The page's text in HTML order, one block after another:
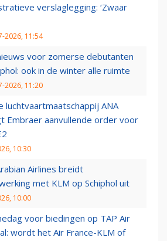
verslaglegging: ‘Zwaar
2026, 11:54
voor zomerse debutanten
ook in de winter alle ruimte
2026, 11:20
luchtvaartmaatschappij ANA
Embraer aanvullende order voor
10:30
Airlines breidt
met KLM op Schiphol uit
10:00
voor biedingen op TAP Air
wordt het Air France-KLM of